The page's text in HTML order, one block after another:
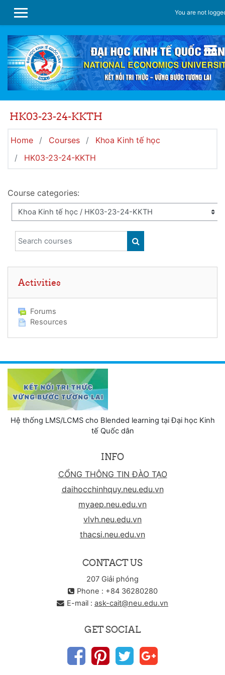
SIDE PANEL
You are not
HK03-23-24-KKTH
Home Courses
Khoa Kinh tế học
HK03-23-24-KKTH
Course categories:
Search courses
SEARCH COURSES
Activities
Forums
Resources
Hệ thống LMS/LCMS cho Blended learning tại Đại học Kinh
tế Quốc dân
INFO
CỔNG THÔNG TIN ĐÀO TẠO
daihocchinhquy.neu.edu.vn
myaep.neu.edu.vn
vlvh.neu.edu.vn
thacsi.neu.edu.vn
CONTACT US
207 Giải phóng
Phone : +84 36280280
E-mail : ask-cait@neu.edu.vn
GET SOCIAL